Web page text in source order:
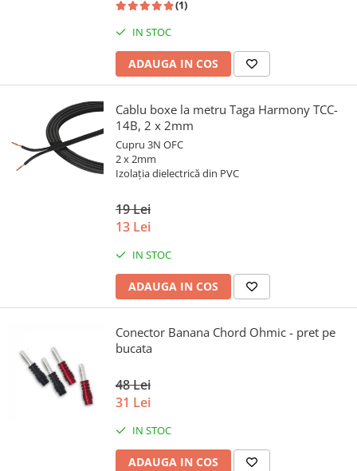
(1)
IN STOC
ADAUGA IN COS
Cablu boxe la metru Taga Harmony TCC-
14B, 2 x 2mm
Cupru 3N OFC
2 x 2mm
Izolația dielectrică din PVC
19 Lei
13 Lei
IN STOC
ADAUGA IN COS
Conector Banana Chord Ohmic - pret pe
bucata
48 Lei
31 Lei
IN STOC
ADAUGA IN COS